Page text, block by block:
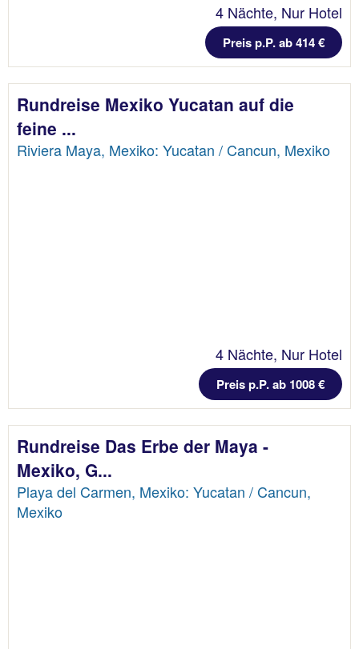
4 Nächte, Nur Hotel
Preis p.P. ab 414 €
Rundreise Mexiko Yucatan auf die
feine ...
Riviera Maya, Mexiko: Yucatan / Cancun, Mexiko
4 Nächte, Nur Hotel
Preis p.P. ab 1008 €
Rundreise Das Erbe der Maya -
Mexiko, G...
Playa del Carmen, Mexiko: Yucatan / Cancun,
Mexiko